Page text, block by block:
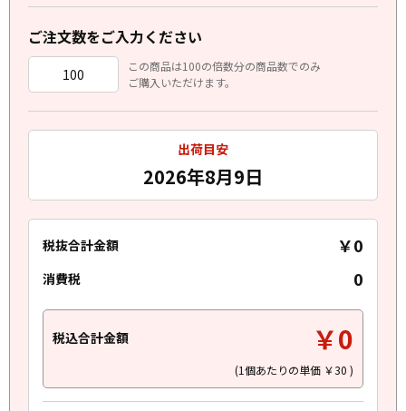
ご注文数をご入力ください
この商品は100の倍数分の商品数でのみ
ご購入いただけます。
出荷目安
2026年8月9日
税抜合計金額 ￥0
消費税 0
税込合計金額 ￥0
(1個あたりの単価 ￥30 )